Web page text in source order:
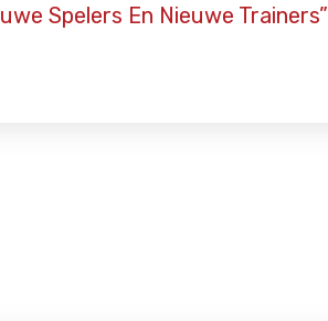
Spelers En Nieuwe Trainers”